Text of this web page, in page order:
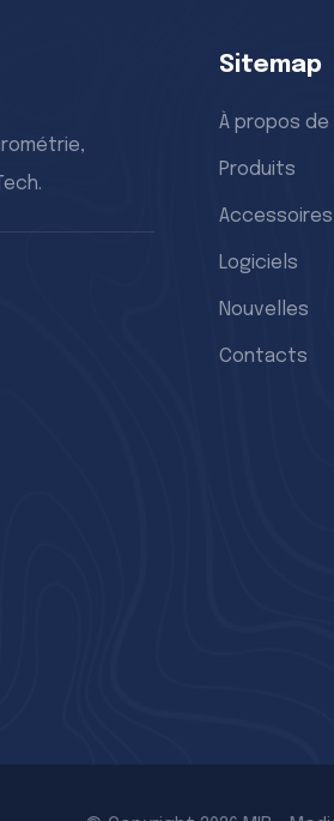
Sitemap
À propos de
Produits
Logiciels
Nouvelles
Contacts
MIR in France
Dionisy, Jardin Des
Langlade
+33 (0)4 66 37 20 68